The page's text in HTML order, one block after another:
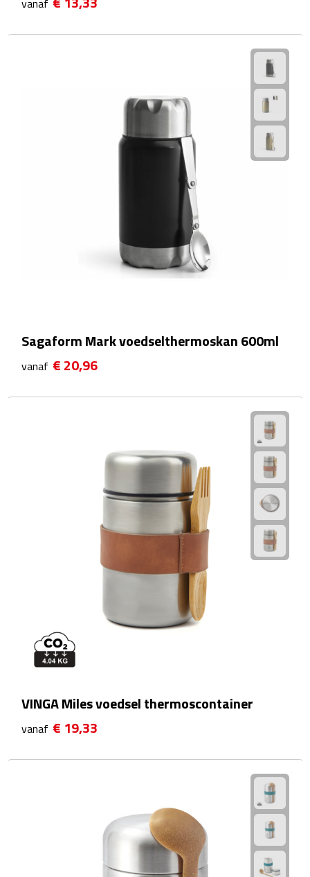
Plastic bekers
Reisbekers
Drinkflessen met karabijnhaak
Waterflessen
Glazen & karaffen
vanaf
Sagaform Mark voedselthermoskan 600ml
vanaf € 20,96
VINGA Miles voedsel thermoscontainer
vanaf € 19,33